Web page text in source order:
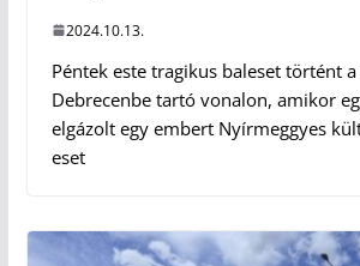
2024.10.13.
Péntek este tragikus baleset történt
Debrecenbe tartó vonalon, amikor
elgázolt egy embert Nyírmeggyes
eset